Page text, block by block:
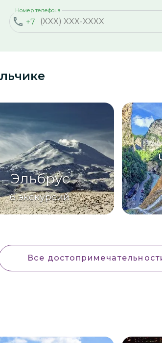
+7
Номер телефона
Эльбрус
6 экскурсий
Все